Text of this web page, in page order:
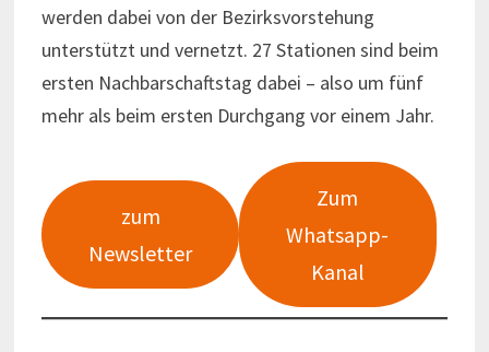
werden dabei von der Bezirksvorstehung
unterstützt und vernetzt. 27 Stationen sind beim
ersten Nachbarschaftstag dabei – also um fünf
mehr als beim ersten Durchgang vor einem Jahr.
zum
Newsletter
Zum
Whatsapp-
Kanal